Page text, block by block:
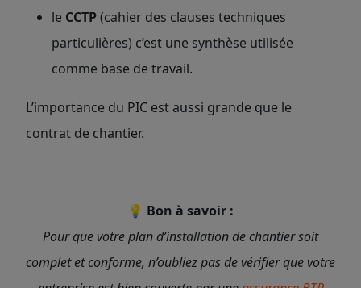
le CCTP(cahier des clauses techniques
particulières) c’est une synthèse utilisée
comme base de travail.
L’importance du PIC est aussi grande que le
contrat de chantier.
💡 Bon à savoir :
Pour que votre plan d’installation de chantier soit
complet et conforme, n’oubliez pas de vérifier que votre